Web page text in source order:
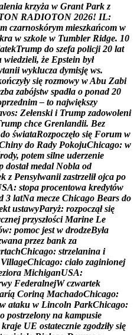
lenia krzyża w Grant Park z
ON RADIOTON 2026! IL:
m czarnoskórym mieszkańcom w
kra w szkole w Tumbler Ridge. 10
atekTrump do szefa policji 20 lat
wiedzieli, że Epstein był
tanii wyklucza dymisję ws.
ończyły się rozmowy wAbu Zabi
zba zabójstw spadła o ponad 20
przednim – to największy
vos: Zełenski i Trump zadowoleni
rump chce Grenlandii. Bez
do świataRozpoczęło się Forum w
hiny do Rady PokojuChicago: w
rody, potem silne uderzenie
dostał medal Nobla od
k z Pensylwanii zastrzelił ojca po
SA: stopa procentowa kredytów
3 latNa mecze Chicago Bears do
kt ustawyParyż: rozpoczął się
cznej przyszłości Marine Le
w: pomoc jest w drodzeByła
wana przez bank za
rtachChicago: strzelanina i
VillageChicago: ciało zaginionej
ziora MichiganUSA:
wy FederalnejW czwartek
aríą Coriną MachadoChicago:
w ataku w Lincoln ParkChicago:
o postrzelony na kampusie
kraje UE ostatecznie zgodziły się